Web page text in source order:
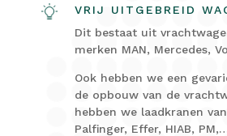
VRIJ UITGEBREID
Dit bestaat uit
merken MAN, Mercedes,
Ook hebben we een
de opbouw van de
hebben we laadkranen
Palfinger, Effer, HIAB,